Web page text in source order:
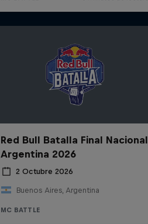
Red Bull Batalla Final Nacional
Argentina 2026
2 Octubre 2026
Buenos Aires, Argentina
MC BATTLE